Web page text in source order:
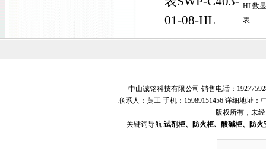
01-08-HL
HL数显
表
中山诚铭科技有限公司 销售电话：
联系人：黄工 手机：15989151456 详细地址
版权所有，未
关键词导航:试剂柜、防火柜、酸碱柜、防